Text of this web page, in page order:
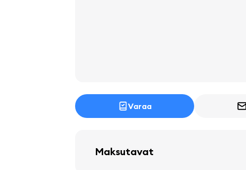
Varaa
Maksutavat